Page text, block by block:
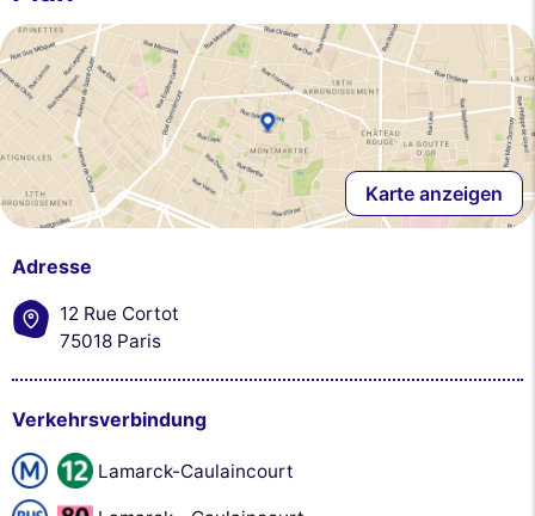
Karte anzeigen
Adresse
12 Rue Cortot
75018 Paris
Verkehrsverbindung
Lamarck-Caulaincourt